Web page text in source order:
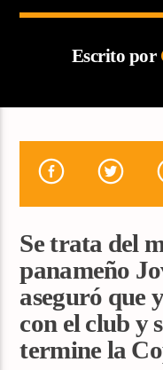
Escrito por
Se trata del
panameño
aseguró que
con el club y
termine la